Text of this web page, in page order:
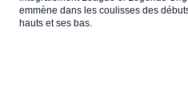
emmène dans les coulisses des
hauts et ses bas.